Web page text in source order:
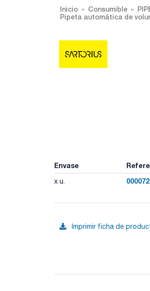
Inicio Consumible
Pipeta automática de
Envase
x u.
Imprimir ficha de